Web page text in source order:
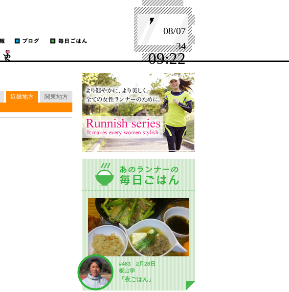
08/07
34
09:22
run
#483 2月28日
板山学
「夜ごはん」
近畿地方 関東地方